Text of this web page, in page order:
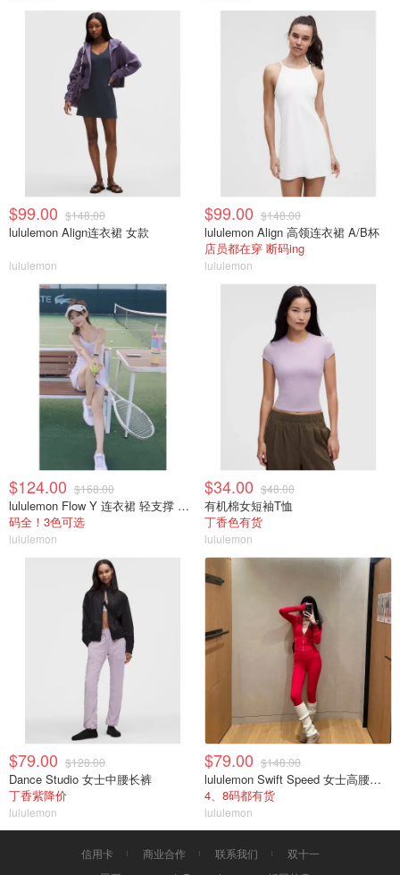
$99.00 $148.00
lululemon Align连衣裙 女款
lululemon
$99.00 $148.00
lululemon Align 高领连衣裙 A/B杯
店员都在穿 断码ing
lululemon
$124.00 $168.00
lululemon Flow Y 连衣裙 轻支撑 B/C杯
码全！3色可选
lululemon
$34.00 $48.00
有机棉女短袖T恤
丁香色有货
lululemon
$79.00 $128.00
Dance Studio 女士中腰长裤
丁香紫降价
lululemon
$79.00 $148.00
lululemon Swift Speed 女士高腰紧身裤
4、8码都有货
lululemon
信用卡 商业合作 联系我们
双十一